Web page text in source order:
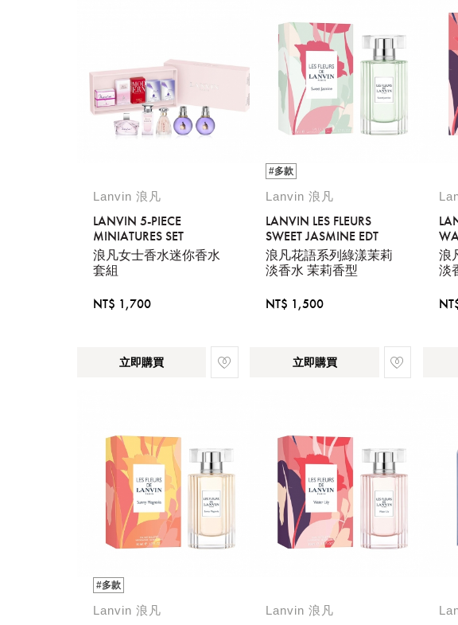
Lanvin 浪凡
LANVIN 5-PIECE
MINIATURES SET
浪凡女士香水迷你香水
套組
NT$ 1,700
立即購買
#多款
Lanvin 浪凡
LANVIN LES FLEURS
SWEET JASMINE EDT
浪凡花語系列綠漾茉莉
淡香水 茉莉香型
NT$ 1,500
立即購買
浪
淡
#多款
Lanvin 浪凡 Lanvin 浪凡